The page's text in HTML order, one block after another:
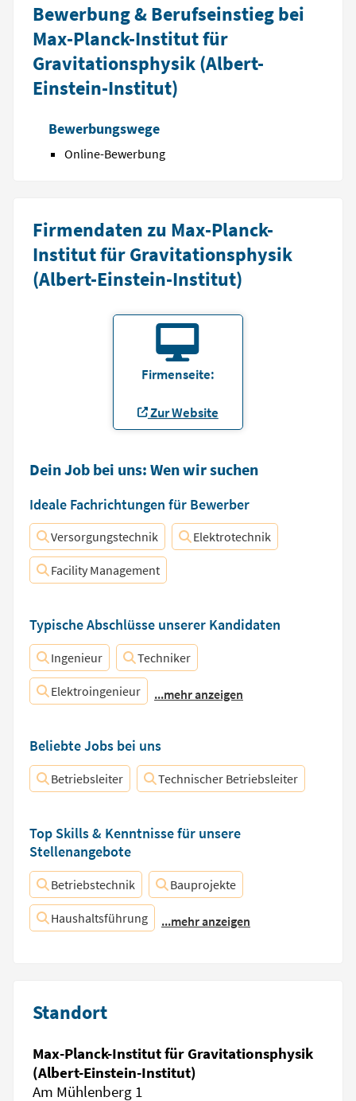
Bewerbung & Berufseinstieg bei
Max-Planck-Institut für
Gravitationsphysik (Albert-
Einstein-Institut)
Bewerbungswege
Online-Bewerbung
Firmendaten zu Max-Planck-
Institut für Gravitationsphysik
(Albert-Einstein-Institut)
Firmenseite:
Zur Website
Dein Job bei uns: Wen wir suchen
Ideale Fachrichtungen für Bewerber
Versorgungstechnik Elektrotechnik
Facility Management
Typische Abschlüsse unserer Kandidaten
Ingenieur Techniker
Elektroingenieur ...mehr anzeigen
Beliebte Jobs bei uns
Betriebsleiter Technischer Betriebsleiter
Top Skills & Kenntnisse für unsere
Stellenangebote
Betriebstechnik Bauprojekte
Haushaltsführung ...mehr anzeigen
Standort
Max-Planck-Institut für Gravitationsphysik
(Albert-Einstein-Institut)
Am Mühlenberg 1